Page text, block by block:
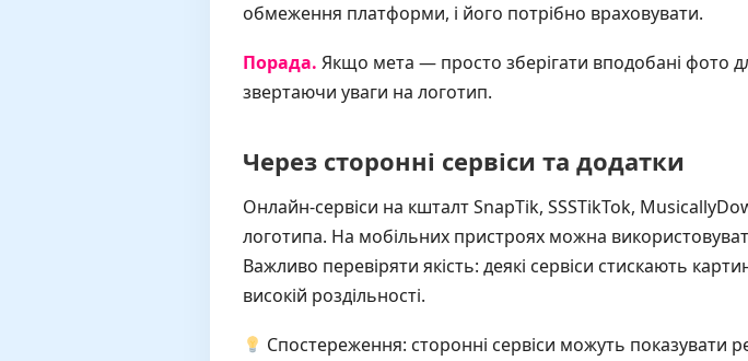
обмеження платформи, і його потрібно враховувати.
Порада. Якщо мета — просто зберігати вподобані фото
звертаючи уваги на логотип.
Через сторонні сервіси та додатки
Онлайн-сервіси на кшталт SnapTik, SSSTikTok,
логотипа. На мобільних пристроях можна
Важливо перевіряти якість: деякі сервіси стискають
високій роздільності.
Спостереження: сторонні сервіси можуть показувати